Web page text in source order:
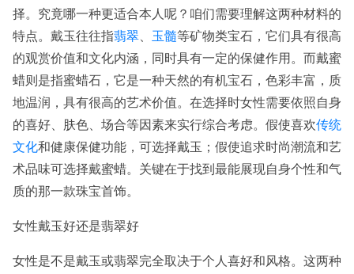
择。究竟哪一种更适合本人呢？咱们需要理解这两种材料的
特点。戴玉往往指翡翠、 玉髓等矿物类宝石，它们具有很高
的观赏价值和文化内涵，同时具有一定的保健作用。而戴蜜
蜡则是指蜜蜡石，它是一种天然的有机宝石，色彩丰富，质
地温润，具有很高的艺术价值。在选择时女性需要依照自身
的喜好、肤色、场合等因素来实行综合考虑。假使喜欢传统
文化和健康保健功能，可选择戴玉；假使追求时尚潮流和艺
术品味可选择戴蜜蜡。关键在于找到最能展现自身个性和气
质的那一款珠宝首饰。
女性戴玉好还是翡翠好
女性是不是戴玉或翡翠完全取决于个人喜好和风格。这两种